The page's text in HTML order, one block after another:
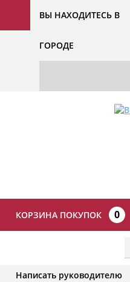
ВЫ НАХОДИТЕСЬ В
ГОРОДЕ
КОРЗИНА ПОКУПОК 0
Написать руководителю